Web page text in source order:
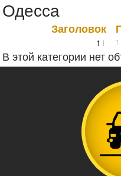
Одесса
Заголовок
В этой категории нет